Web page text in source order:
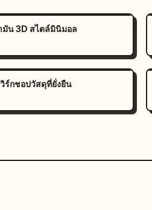
มัน 3D สไตล์มินิมอล
ร์กชอปวัสดุที่ยั่งยืน